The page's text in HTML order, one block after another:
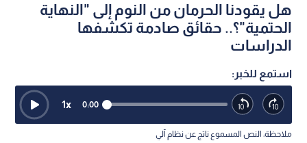
هل يقودنا الحرمان من النوم إلى "النهاية
الحتمية"؟.. حقائق صادمة تكشفها
الدراسات
استمع للخبر:
0:00
1x
ملاحظة: النص المسموع ناتج عن نظام آلي